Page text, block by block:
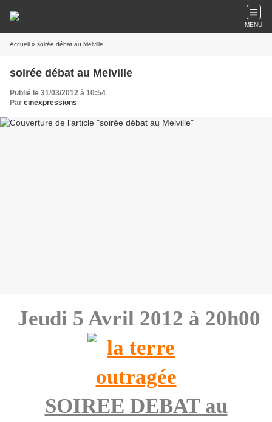
MENU
Accueil » soirée débat au Melville
soirée débat au Melville
Publié le 31/03/2012 à 10:54
Par cinexpressions
Jeudi 5 Avril 2012 à 20h00
SOIREE DEBAT au